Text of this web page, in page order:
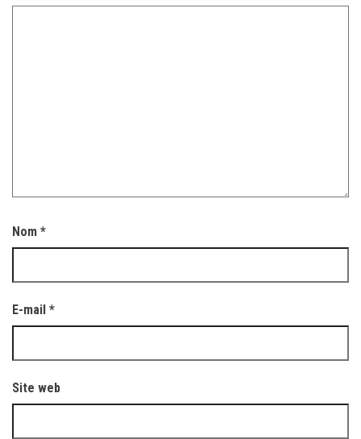
Nom *
E-mail *
Site web